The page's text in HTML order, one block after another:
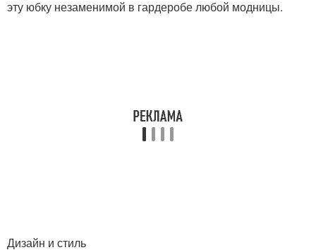
эту юбку незаменимой в гардеробе любой модницы.
Дизайн и стиль